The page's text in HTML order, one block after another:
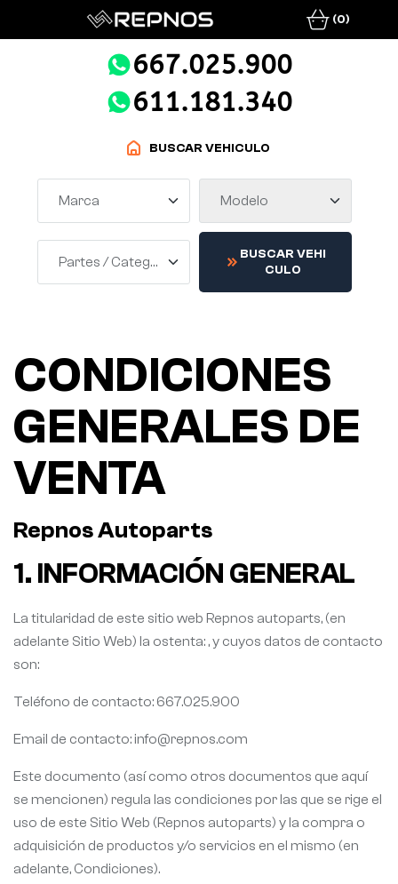
(0)
667.025.900
611.181.340
BUSCAR VEHICULO
Marca Modelo
Partes / Categorías BUSCAR VEHI
CULO
CONDICIONES
GENERALES DE
VENTA
Repnos Autoparts
1. INFORMACIÓN GENERAL
La titularidad de este sitio web Repnos autoparts, (en
adelante Sitio Web) la ostenta: , y cuyos datos de contacto
son:
Teléfono de contacto: 667.025.900
Email de contacto: info@repnos.com
Este documento (así como otros documentos que aquí
se mencionen) regula las condiciones por las que se rige el
uso de este Sitio Web (Repnos autoparts) y la compra o
adquisición de productos y/o servicios en el mismo (en
adelante, Condiciones).